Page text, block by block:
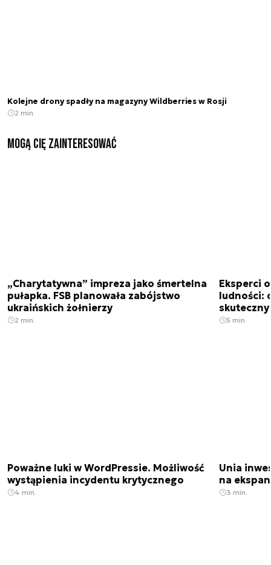
Kolejne drony spadły na magazyny Wildberries w Rosji
2 min.
Mogą Cię zainteresować
„Charytatywna” impreza jako śmertelna
pułapka. FSB planowała zabójstwo
ukraińskich żołnierzy
2 min.
Eksperci
ludności:
skuteczny
5 min.
Poważne luki w WordPressie. Możliwość
wystąpienia incydentu krytycznego
4 min.
Unia
na
3 min.